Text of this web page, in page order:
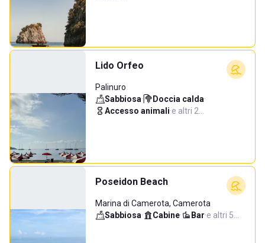
Lido Orfeo
Palinuro
Sabbiosa· Doccia calda·
Accesso animali·e altri 2…
Poseidon Beach
Marina di Camerota, Camerota
Sabbiosa· Cabine· Bar·e altri 5…